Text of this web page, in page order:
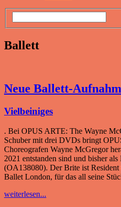
Ballett
Neue Ballett-
Vielbeiniges
. Bei OPUS ARTE: The Wayne
Schuber mit drei DVDs bringt
Choreografen Wayne McGregor
2021 entstanden sind und bisher
(OA138080). Der Brite ist Resident
Ballet London, für das all seine
weiterlesen...